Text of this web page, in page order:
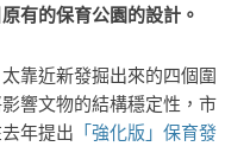
有的保育公園的設計。
靠近新發掘出來的四個圍
響文物的結構穩定性，市
年提出 「強化版」保育發